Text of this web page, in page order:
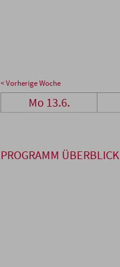
< Vorherige Woche
Mo 13.6.
PROGRAMM ÜBERBLICK